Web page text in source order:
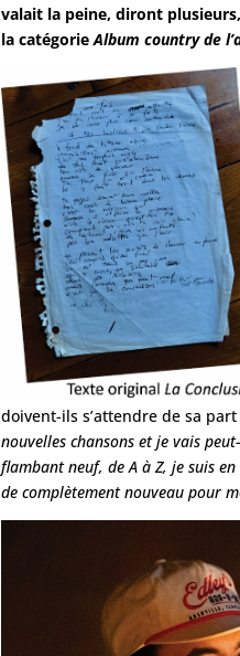
valait la peine, diront
la catégorieAlbum country de
doivent-ils s’attendre de sa part
nouvelles chansons et je vais
flambant neuf, de A à Z, je suis
de complètement nouveau pour